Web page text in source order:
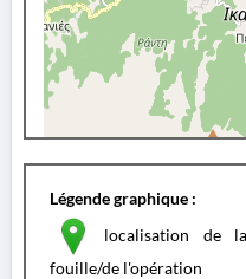
Légende graphique :
localisation de la
fouille/de l'opération